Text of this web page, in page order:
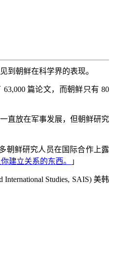
到朝鲜在科学界的表现。
63,000 篇论文，而朝鲜只有 80
直放在军事发展，但朝鲜研究
朝鲜研究人员在国际合作上露
建立关系的东西。 」
International Studies, SAIS) 美韩